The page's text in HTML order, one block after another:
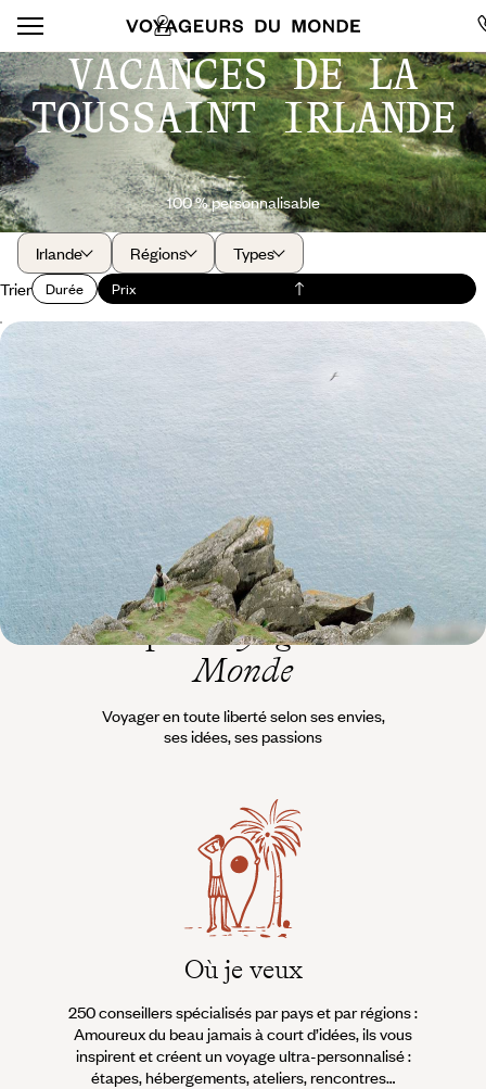
VACANCES DE LA
TOUSSAINT IRLANDE
100 % personnalisable
Irlande Régions
Types
Trier
Durée Prix
En famille par les landes et les falaises - L'Irlande au
grand air
Dublin, comté de Clare et Connemara : le meilleur de l’Irlande pour
parents et enfants
9 jours, de 3700 à 4500 $ CA
L’espritVoyageurs du
Monde
Voyager en toute liberté selon ses envies,
ses idées, ses passions
Où je veux
250 conseillers spécialisés par pays et par régions :
Amoureux du beau jamais à court d’idées, ils vous
inspirent et créent un voyage ultra-personnalisé :
étapes, hébergements, ateliers, rencontres…